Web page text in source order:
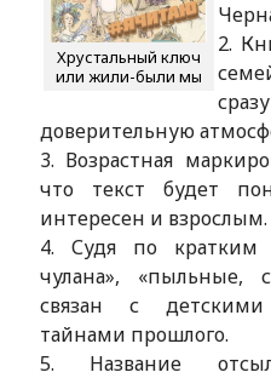
Хрустальный ключ
или жили-были мы
2.
доверительную
3. Возрастная
что текст будет
интересен и взрослым.
4. Судя по кратким
чулана», «пыльные,
связан с
тайнами прошлого.
5. Название